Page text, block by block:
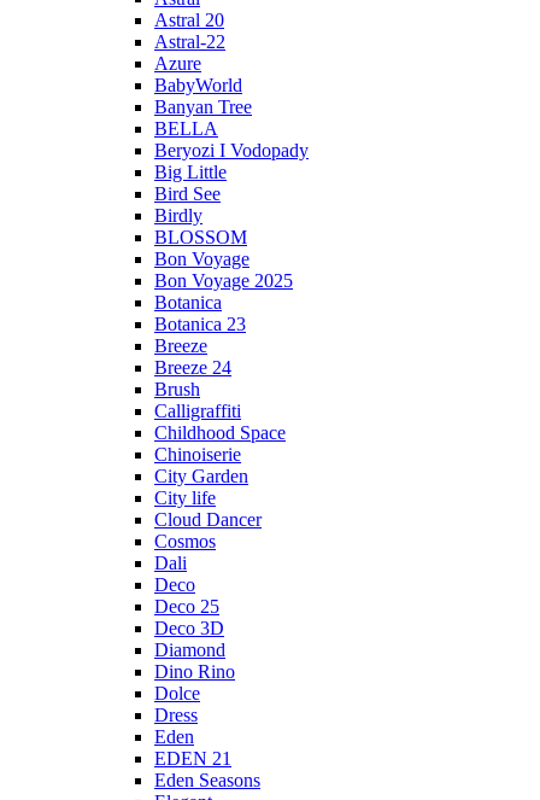
Astral 20
Astral-22
Azure
BabyWorld
Banyan Tree
BELLA
Beryozi I Vodopady
Big Little
Bird See
Birdly
BLOSSOM
Bon Voyage
Bon Voyage 2025
Botanica
Botanica 23
Breeze
Breeze 24
Brush
Calligraffiti
Childhood Space
Chinoiserie
City Garden
City life
Cloud Dancer
Cosmos
Dali
Deco
Deco 25
Deco 3D
Diamond
Dino Rino
Dolce
Dress
Eden
EDEN 21
Eden Seasons